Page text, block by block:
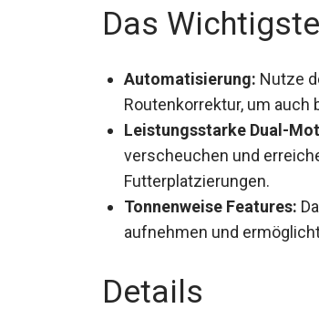
Das
Automatisierung: Nutze
Routenkorrektur, um auch
Leistungsstarke Dual-
verscheuchen und
Futterplatzierungen.
Tonnenweise Features:
aufnehmen und
Details